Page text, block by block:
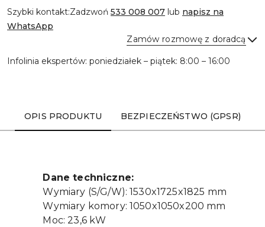
Szybki kontakt:Zadzwoń 533 008 007 lub napisz na
WhatsApp
Zamów rozmowę z doradcą
Infolinia ekspertów: poniedziałek – piątek: 8:00 – 16:00
OPIS PRODUKTU BEZPIECZEŃSTWO (GPSR)
Dane techniczne:
Wymiary (S/G/W): 1530x1725x1825 mm
Wymiary komory: 1050x1050x200 mm
Moc: 23,6 kW